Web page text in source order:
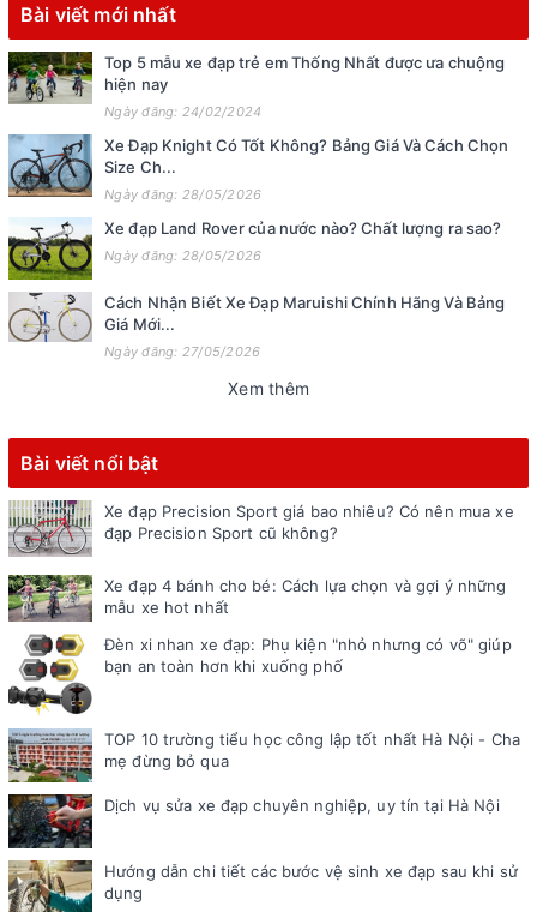
Bài viết mới nhất
Top 5 mẫu xe đạp trẻ em Thống Nhất được ưa chuộng
hiện nay
Ngày đăng: 24/02/2024
Xe Đạp Knight Có Tốt Không? Bảng Giá Và Cách Chọn
Size Ch...
Ngày đăng: 28/05/2026
Xe đạp Land Rover của nước nào? Chất lượng ra sao?
Ngày đăng: 28/05/2026
Cách Nhận Biết Xe Đạp Maruishi Chính Hãng Và Bảng
Giá Mới...
Ngày đăng: 27/05/2026
Xem thêm
Bài viết nổi bật
Xe đạp Precision Sport giá bao nhiêu? Có nên mua xe
đạp Precision Sport cũ không?
Xe đạp 4 bánh cho bé: Cách lựa chọn và gợi ý những
mẫu xe hot nhất
Đèn xi nhan xe đạp: Phụ kiện "nhỏ nhưng có võ" giúp
bạn an toàn hơn khi xuống phố
TOP 10 trường tiểu học công lập tốt nhất Hà Nội - Cha
mẹ đừng bỏ qua
Dịch vụ sửa xe đạp chuyên nghiệp, uy tín tại Hà Nội
Hướng dẫn chi tiết các bước vệ sinh xe đạp sau khi sử
dụng